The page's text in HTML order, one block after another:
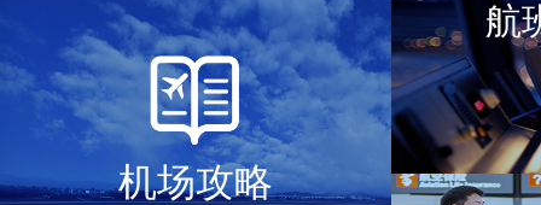
机场攻略
航